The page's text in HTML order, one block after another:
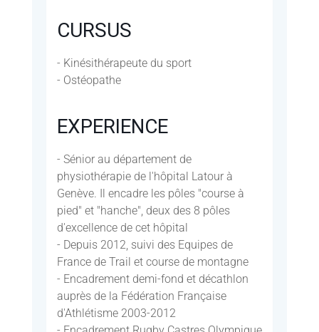
CURSUS
- Kinésithérapeute du sport
- Ostéopathe
EXPERIENCE
- Sénior au département de
physiothérapie de l'hôpital Latour à
Genève. Il encadre les pôles "course à
pied" et "hanche", deux des 8 pôles
d'excellence de cet hôpital
- Depuis 2012, suivi des Equipes de
France de Trail et course de montagne
- Encadrement demi-fond et décathlon
auprès de la Fédération Française
d'Athlétisme 2003-2012